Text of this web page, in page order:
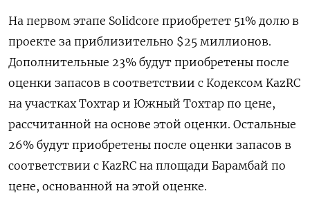
На первом этапе Solidcore приобретет 51% долю в
проекте за приблизительно $25 миллионов.
Дополнительные 23% будут приобретены после
оценки запасов в соответствии с Кодексом KazRC
на участках Тохтар и Южный Тохтар по цене,
рассчитанной на основе этой оценки. Остальные
26% будут приобретены после оценки запасов в
соответствии с KazRC на площади Барамбай по
цене, основанной на этой оценке.